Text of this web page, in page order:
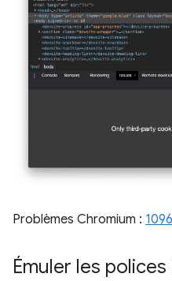
Problèmes Chromium :
Émuler les